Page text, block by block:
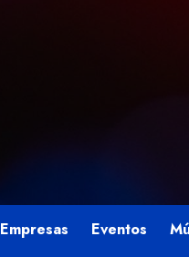
Empresas Eventos